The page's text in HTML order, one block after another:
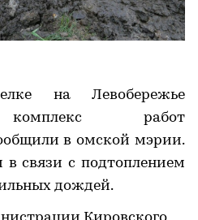
на Левобережье
комплекс работ
в омской мэрии.
связи с подтоплением
дождей.